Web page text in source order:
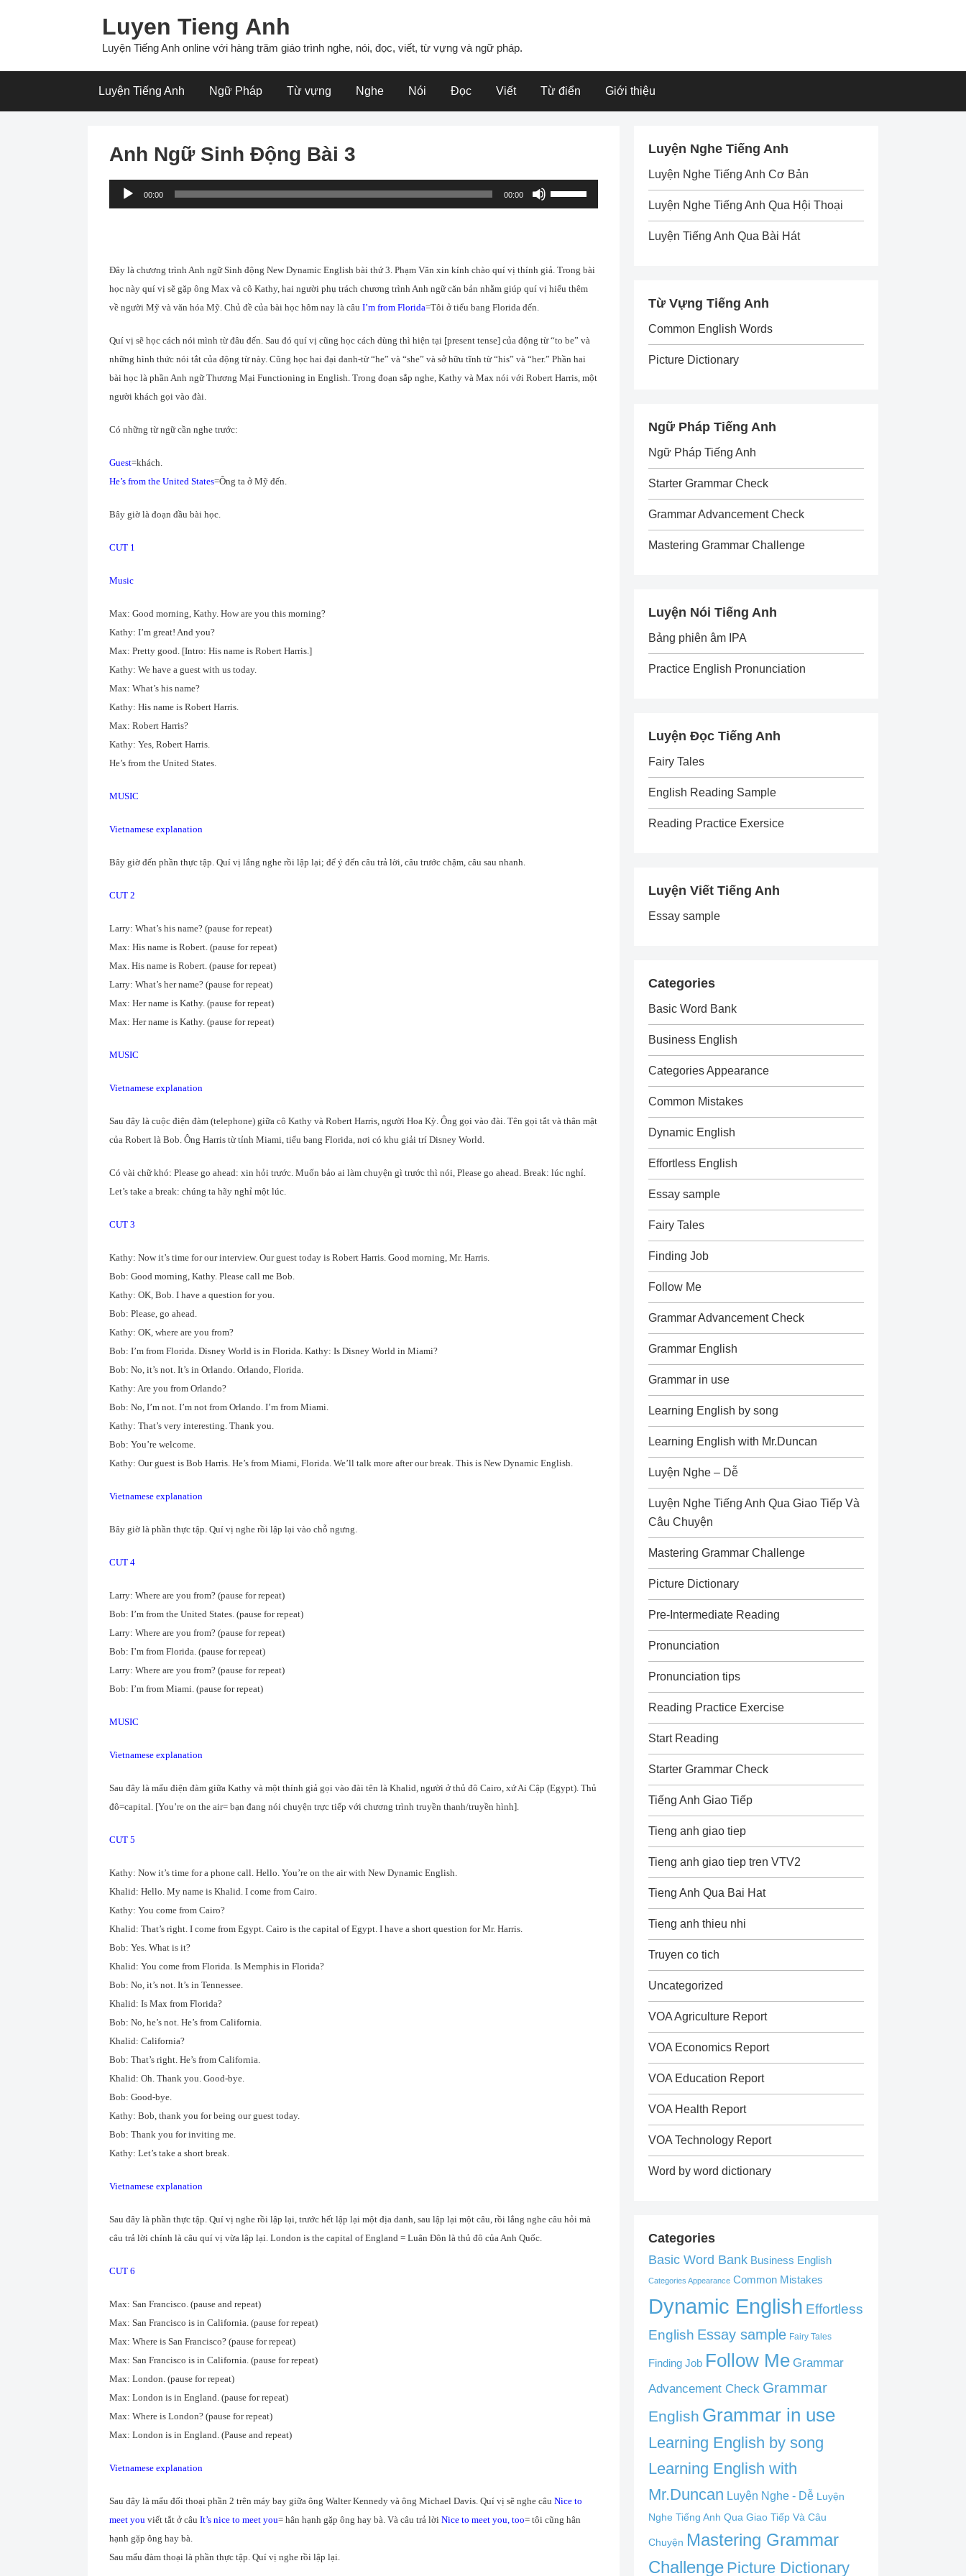
Luyen Tieng Anh
Luyện Tiếng Anh online với hàng trăm giáo trình nghe, nói, đọc, viết, từ vựng và ngữ pháp.
Luyện Tiếng Anh Ngữ Pháp Từ vựng Nghe Nói Đọc Viết Từ điển Giới thiệu
Anh Ngữ Sinh Động Bài 3
Audio
Player
00:00 00:00
Up/Down
volume.
Đây là chương trình Anh ngữ Sinh động New Dynamic English bài thứ 3. Phạm Văn xin kính chào quí vị thính giả. Trong bài
học này quí vị sẽ gặp ông Max và cô Kathy, hai người phụ trách chương trình Anh ngữ căn bản nhằm giúp quí vị hiểu thêm
về người Mỹ và văn hóa Mỹ. Chủ đề của bài học hôm nay là câu I’m from Florida=Tôi ở tiểu bang Florida đến.
Quí vị sẽ học cách nói mình từ đâu đến. Sau đó quí vị cũng học cách dùng thì hiện tại [present tense] của động từ “to be” và
những hình thức nói tắt của động từ này. Cũng học hai đại danh-từ “he” và “she” và sở hữu tĩnh từ “his” và “her.” Phần hai
bài học là phần Anh ngữ Thương Mại Functioning in English. Trong đoạn sắp nghe, Kathy và Max nói với Robert Harris, một
người khách gọi vào đài.
Có những từ ngữ cần nghe trước:
Guest=khách.
He’s from the United States=Ông ta ở Mỹ đến.
Bây giờ là đoạn đầu bài học.
CUT 1
Music
Max: Good morning, Kathy. How are you this morning?
Kathy: I’m great! And you?
Max: Pretty good. [Intro: His name is Robert Harris.]
Kathy: We have a guest with us today.
Max: What’s his name?
Kathy: His name is Robert Harris.
Max: Robert Harris?
Kathy: Yes, Robert Harris.
He’s from the United States.
MUSIC
Vietnamese explanation
Bây giờ đến phần thực tập. Quí vị lắng nghe rồi lập lại; để ý đến câu trả lời, câu trước chậm, câu sau nhanh.
CUT 2
Larry: What’s his name? (pause for repeat)
Max: His name is Robert. (pause for repeat)
Max. His name is Robert. (pause for repeat)
Larry: What’s her name? (pause for repeat)
Max: Her name is Kathy. (pause for repeat)
Max: Her name is Kathy. (pause for repeat)
MUSIC
Vietnamese explanation
Sau đây là cuộc điện đàm (telephone) giữa cô Kathy và Robert Harris, người Hoa Kỳ. Ông gọi vào đài. Tên gọi tắt và thân mật
của Robert là Bob. Ông Harris từ tỉnh Miami, tiểu bang Florida, nơi có khu giải trí Disney World.
Có vài chữ khó: Please go ahead: xin hỏi trước. Muốn bảo ai làm chuyện gì trước thì nói, Please go ahead. Break: lúc nghỉ.
Let’s take a break: chúng ta hãy nghỉ một lúc.
CUT 3
Kathy: Now it’s time for our interview. Our guest today is Robert Harris. Good morning, Mr. Harris.
Bob: Good morning, Kathy. Please call me Bob.
Kathy: OK, Bob. I have a question for you.
Bob: Please, go ahead.
Kathy: OK, where are you from?
Bob: I’m from Florida. Disney World is in Florida. Kathy: Is Disney World in Miami?
Bob: No, it’s not. It’s in Orlando. Orlando, Florida.
Kathy: Are you from Orlando?
Bob: No, I’m not. I’m not from Orlando. I’m from Miami.
Kathy: That’s very interesting. Thank you.
Bob: You’re welcome.
Kathy: Our guest is Bob Harris. He’s from Miami, Florida. We’ll talk more after our break. This is New Dynamic English.
Vietnamese explanation
Bây giờ là phần thực tập. Quí vị nghe rồi lập lại vào chỗ ngưng.
CUT 4
Larry: Where are you from? (pause for repeat)
Bob: I’m from the United States. (pause for repeat)
Larry: Where are you from? (pause for repeat)
Bob: I’m from Florida. (pause for repeat)
Larry: Where are you from? (pause for repeat)
Bob: I’m from Miami. (pause for repeat)
MUSIC
Vietnamese explanation
Sau đây là mẩu điện đàm giữa Kathy và một thính giả gọi vào đài tên là Khalid, người ở thủ đô Cairo, xứ Ai Cập (Egypt). Thủ
đô=capital. [You’re on the air= bạn đang nói chuyện trực tiếp với chương trình truyền thanh/truyền hình].
CUT 5
Kathy: Now it’s time for a phone call. Hello. You’re on the air with New Dynamic English.
Khalid: Hello. My name is Khalid. I come from Cairo.
Kathy: You come from Cairo?
Khalid: That’s right. I come from Egypt. Cairo is the capital of Egypt. I have a short question for Mr. Harris.
Bob: Yes. What is it?
Khalid: You come from Florida. Is Memphis in Florida?
Bob: No, it’s not. It’s in Tennessee.
Khalid: Is Max from Florida?
Bob: No, he’s not. He’s from California.
Khalid: California?
Bob: That’s right. He’s from California.
Khalid: Oh. Thank you. Good-bye.
Bob: Good-bye.
Kathy: Bob, thank you for being our guest today.
Bob: Thank you for inviting me.
Kathy: Let’s take a short break.
Vietnamese explanation
Sau đây là phần thực tập. Quí vị nghe rồi lập lại, trước hết lập lại một địa danh, sau lập lại một câu, rồi lắng nghe câu hỏi mà
câu trả lời chính là câu quí vị vừa lập lại. London is the capital of England = Luân Đôn là thủ đô của Anh Quốc.
CUT 6
Max: San Francisco. (pause and repeat)
Max: San Francisco is in California. (pause for repeat)
Max: Where is San Francisco? (pause for repeat)
Max: San Francisco is in California. (pause for repeat)
Max: London. (pause for repeat)
Max: London is in England. (pause for repeat)
Max: Where is London? (pause for repeat)
Max: London is in England. (Pause and repeat)
Vietnamese explanation
Sau đây là mẩu đối thoại phần 2 trên máy bay giữa ông Walter Kennedy và ông Michael Davis. Quí vị sẽ nghe câu Nice to
meet you viết tắt ở câu It’s nice to meet you= hân hạnh gặp ông hay bà. Và câu trả lời Nice to meet you, too= tôi cũng hân
hạnh gặp ông hay bà.
Sau mẩu đàm thoại là phần thực tập. Quí vị nghe rồi lập lại.
Luyện Nghe Tiếng Anh
Luyện Nghe Tiếng Anh Cơ Bản
Luyện Nghe Tiếng Anh Qua Hội Thoại
Luyện Tiếng Anh Qua Bài Hát
Từ Vựng Tiếng Anh
Common English Words
Picture Dictionary
Ngữ Pháp Tiếng Anh
Ngữ Pháp Tiếng Anh
Starter Grammar Check
Grammar Advancement Check
Mastering Grammar Challenge
Luyện Nói Tiếng Anh
Bảng phiên âm IPA
Practice English Pronunciation
Luyện Đọc Tiếng Anh
Fairy Tales
English Reading Sample
Reading Practice Exersice
Luyện Viết Tiếng Anh
Essay sample
Categories
Basic Word Bank
Business English
Categories Appearance
Common Mistakes
Dynamic English
Effortless English
Essay sample
Fairy Tales
Finding Job
Follow Me
Grammar Advancement Check
Grammar English
Grammar in use
Learning English by song
Learning English with Mr.Duncan
Luyện Nghe – Dễ
Luyện Nghe Tiếng Anh Qua Giao Tiếp Và
Câu Chuyện
Mastering Grammar Challenge
Picture Dictionary
Pre-Intermediate Reading
Pronunciation
Pronunciation tips
Reading Practice Exercise
Start Reading
Starter Grammar Check
Tiếng Anh Giao Tiếp
Tieng anh giao tiep
Tieng anh giao tiep tren VTV2
Tieng Anh Qua Bai Hat
Tieng anh thieu nhi
Truyen co tich
Uncategorized
VOA Agriculture Report
VOA Economics Report
VOA Education Report
VOA Health Report
VOA Technology Report
Word by word dictionary
Categories
Basic Word Bank Business English
Categories Appearance Common Mistakes
Dynamic English Effortless
English Essay sample Fairy Tales
Finding Job Follow Me Grammar
Advancement Check Grammar
English Grammar in use
Learning English by song
Learning English with
Mr.Duncan Luyện Nghe - Dễ Luyện
Nghe Tiếng Anh Qua Giao Tiếp Và Câu
Chuyện Mastering Grammar
Challenge Picture Dictionary